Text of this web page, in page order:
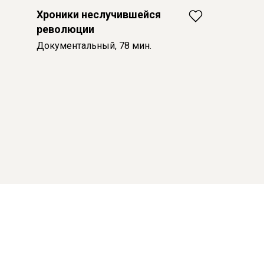
Хроники неслучившейся
революции
Документальный, 78 мин.